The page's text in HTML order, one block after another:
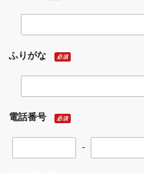
ふりがな 必須
電話番号 必須
-